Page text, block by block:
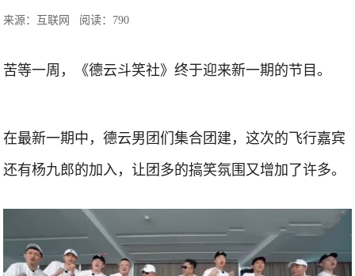
来源：互联网 阅读：790
苦等一周，《德云斗笑社》终于迎来新一期的节目。
在最新一期中，德云男团们集合团建，这次的飞行嘉宾
还有杨九郎的加入，让团多的搞笑氛围又增加了许多。